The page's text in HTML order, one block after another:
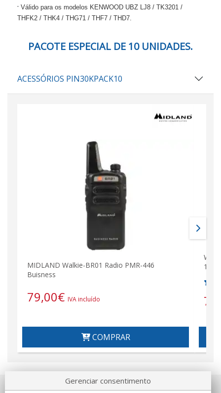
· Válido para os modelos KENWOOD UBZ LJ8 / TK3201 /
THFK2 / THK4 / THG71 / THF7 / THD7.
PACOTE ESPECIAL DE 10 UNIDADES.
ACESSÓRIOS PIN30KPACK10
MIDLAND Walkie-BR01 Radio PMR-446
Buisness
79,00€ IVA incluído
COMPRAR
144/
Gerenciar consentimento